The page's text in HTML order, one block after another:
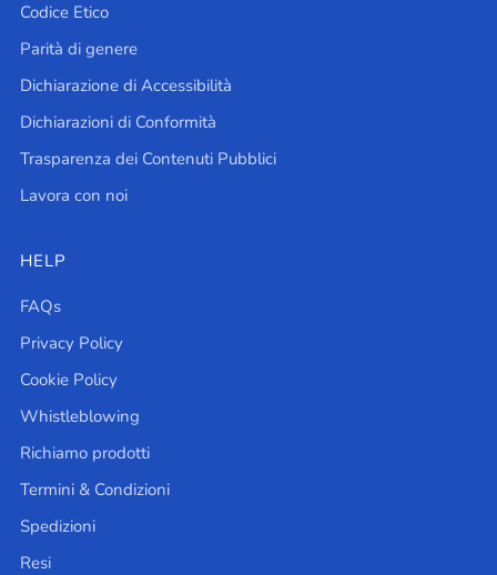
Codice Etico
Parità di genere
Dichiarazione di Accessibilità
Dichiarazioni di Conformità
Trasparenza dei Contenuti Pubblici
Lavora con noi
HELP
FAQs
Privacy Policy
Cookie Policy
Whistleblowing
Richiamo prodotti
Termini & Condizioni
Spedizioni
Resi